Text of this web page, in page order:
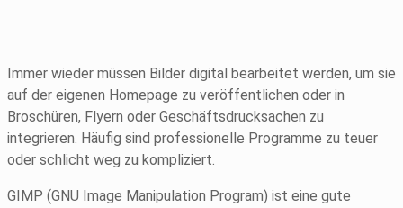
Immer wieder müssen Bilder digital bearbeitet werden, um sie
auf der eigenen Homepage zu veröffentlichen oder in
Broschüren, Flyern oder Geschäftsdrucksachen zu
integrieren. Häufig sind professionelle Programme zu teuer
oder schlicht weg zu kompliziert.
GIMP (GNU Image Manipulation Program) ist eine gute